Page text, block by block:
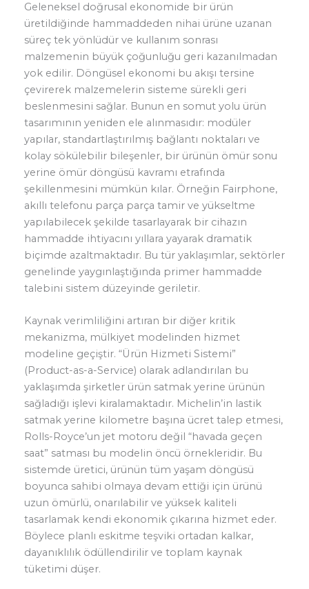
Geleneksel doğrusal ekonomide bir ürün
üretildiğinde hammaddeden nihai ürüne uzanan
süreç tek yönlüdür ve kullanım sonrası
malzemenin büyük çoğunluğu geri kazanılmadan
yok edilir. Döngüsel ekonomi bu akışı tersine
çevirerek malzemelerin sisteme sürekli geri
beslenmesini sağlar. Bunun en somut yolu ürün
tasarımının yeniden ele alınmasıdır: modüler
yapılar, standartlaştırılmış bağlantı noktaları ve
kolay sökülebilir bileşenler, bir ürünün ömür sonu
yerine ömür döngüsü kavramı etrafında
şekillenmesini mümkün kılar. Örneğin Fairphone,
akıllı telefonu parça parça tamir ve yükseltme
yapılabilecek şekilde tasarlayarak bir cihazın
hammadde ihtiyacını yıllara yayarak dramatik
biçimde azaltmaktadır. Bu tür yaklaşımlar, sektörler
genelinde yaygınlaştığında primer hammadde
talebini sistem düzeyinde geriletir.
Kaynak verimliliğini artıran bir diğer kritik
mekanizma, mülkiyet modelinden hizmet
modeline geçiştir. “Ürün Hizmeti Sistemi”
(Product-as-a-Service) olarak adlandırılan bu
yaklaşımda şirketler ürün satmak yerine ürünün
sağladığı işlevi kiralamaktadır. Michelin’in lastik
satmak yerine kilometre başına ücret talep etmesi,
Rolls-Royce’un jet motoru değil “havada geçen
saat” satması bu modelin öncü örnekleridir. Bu
sistemde üretici, ürünün tüm yaşam döngüsü
boyunca sahibi olmaya devam ettiği için ürünü
uzun ömürlü, onarılabilir ve yüksek kaliteli
tasarlamak kendi ekonomik çıkarına hizmet eder.
Böylece planlı eskitme teşviki ortadan kalkar,
dayanıklılık ödüllendirilir ve toplam kaynak
tüketimi düşer.